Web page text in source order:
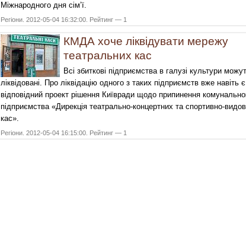
Міжнародного дня сім’ї.
Регіони. 2012-05-04 16:32:00. Рейтинг — 1
КМДА хоче ліквідувати мережу
театральних кас
Всі збиткові підприємства в галузі культури
ліквідовані. Про ліквідацію одного з таких підприємств вже навіть є
відповідний проект рішення Київради щодо припинення
підприємства «Дирекція театрально-концертних та спортивно-
кас».
Регіони. 2012-05-04 16:15:00. Рейтинг — 1